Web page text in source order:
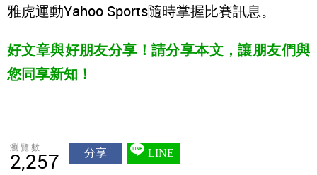
雅虎運動Yahoo Sports隨時掌握比賽訊息。
好文章與好朋友分享！請分享本文，讓朋友們與
您同享新知！
瀏覽數
2,257 分享 LINE